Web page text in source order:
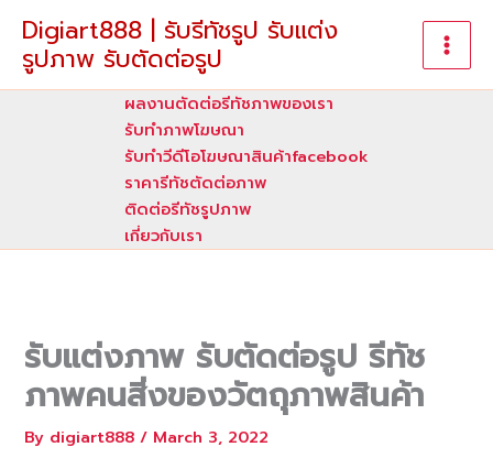
content
Digiart888 | รับรีทัชรูป รับแต่ง
รูปภาพ รับตัดต่อรูป
ผลงานตัดต่อรีทัชภาพของเรา
รับทําภาพโฆษณา
รับทำวีดีโอโฆษณาสินค้าfacebook
ราคารีทัชตัดต่อภาพ
ติดต่อรีทัชรูปภาพ
เกี่ยวกับเรา
รับแต่งภาพ รับตัดต่อรูป รีทัช
ภาพคนสิ่งของวัตถุภาพสินค้า
By digiart888/ March 3, 2022